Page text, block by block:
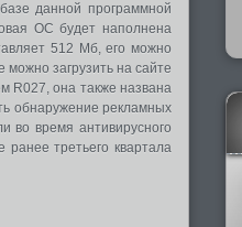
данной программной
ОС будет наполнена
512 Мб, его можно
загрузить на сайте
R027, она также названа
обнаружение рекламных
во время антивирусного
ранее третьего квартала